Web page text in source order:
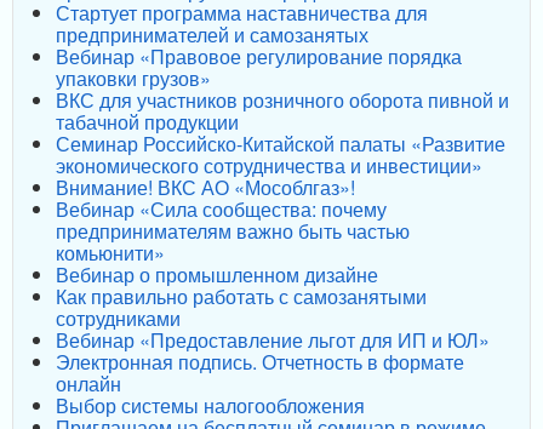
Стартует программа наставничества для
предпринимателей и самозанятых
Вебинар «Правовое регулирование порядка
упаковки грузов»
ВКС для участников розничного оборота пивной и
табачной продукции
Семинар Российско-Китайской палаты «Развитие
экономического сотрудничества и инвестиции»
Внимание! ВКС АО «Мособлгаз»!
Вебинар «Сила сообщества: почему
предпринимателям важно быть частью
комьюнити»
Вебинар о промышленном дизайне
Как правильно работать с самозанятыми
сотрудниками
Вебинар «Предоставление льгот для ИП и ЮЛ»
Электронная подпись. Отчетность в формате
онлайн
Выбор системы налогообложения